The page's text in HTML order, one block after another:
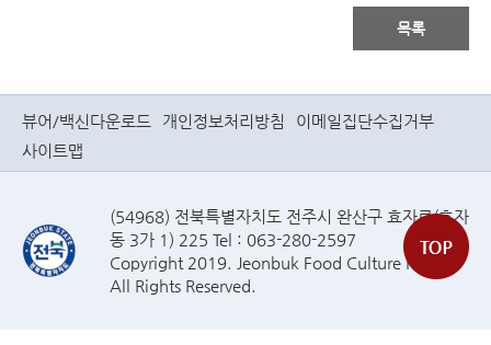
목록
뷰어/백신다운로드 개인정보처리방침
이메일집단수집거부
사이트맵
(54968) 전북특별자치도 전주시 완산구 효자로(효자
동 3가 1) 225 Tel : 063-280-2597
Copyright 2019. Jeonbuk Food Culture Plaza
All Rights Reserved.